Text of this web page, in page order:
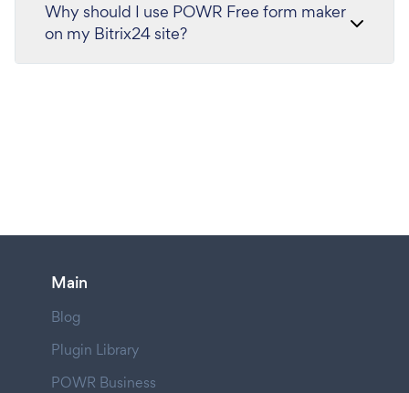
Why should I use POWR Free form maker
on my Bitrix24 site?
Main
Blog
Plugin Library
POWR Business